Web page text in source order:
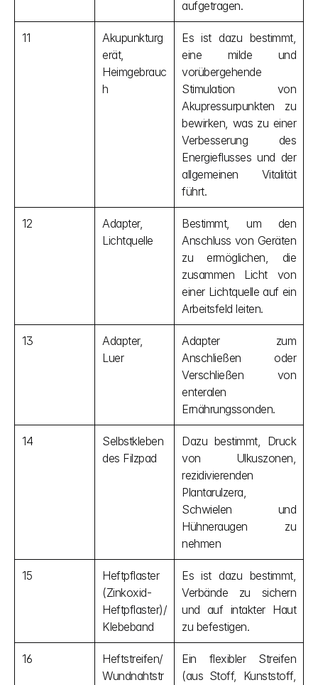
aufgetragen.
11
Akupunkturg
erät,
Heimgebrauc
h
Es ist dazu bestimmt,
eine milde und
vorübergehende
Stimulation von
Akupressurpunkten zu
bewirken, was zu einer
Verbesserung des
Energieflusses und der
allgemeinen Vitalität
führt.
12
Adapter,
Lichtquelle
Bestimmt, um den
Anschluss von Geräten
zu ermöglichen, die
zusammen Licht von
einer Lichtquelle auf ein
Arbeitsfeld leiten.
13
Adapter,
Luer
Adapter zum
Anschließen oder
Verschließen von
enteralen
Ernährungssonden.
14
Selbstkleben
des Filzpad
Dazu bestimmt, Druck
von Ulkuszonen,
rezidivierenden
Plantarulzera,
Schwielen und
Hühneraugen zu
nehmen
15
Heftpflaster
(Zinkoxid-
Heftpflaster)/
Klebeband
Es ist dazu bestimmt,
Verbände zu sichern
und auf intakter Haut
zu befestigen.
16
Heftstreifen/
Wundnahtstr
Ein flexibler Streifen
(aus Stoff, Kunststoff,